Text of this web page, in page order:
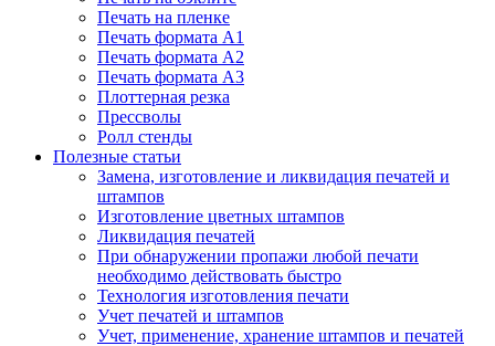
Печать на пленке
Печать формата А1
Печать формата А2
Печать формата А3
Плоттерная резка
Прессволы
Ролл стенды
Полезные статьи
Замена, изготовление и ликвидация печатей и
штампов
Изготовление цветных штампов
Ликвидация печатей
При обнаружении пропажи любой печати
необходимо действовать быстро
Технология изготовления печати
Учет печатей и штампов
Учет, применение, хранение штампов и печатей